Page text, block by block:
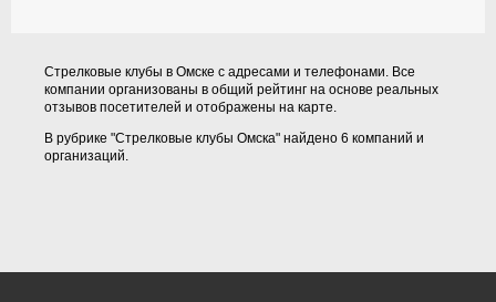
Стрелковые клубы в Омске с адресами и телефонами. Все
компании организованы в общий рейтинг на основе реальных
отзывов посетителей и отображены на карте.
В рубрике "Стрелковые клубы Омска" найдено 6 компаний и
организаций.